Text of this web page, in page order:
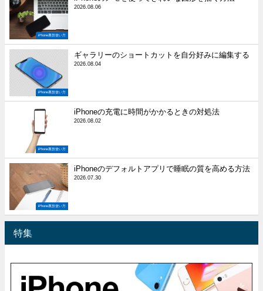
iPhone裏技使い方
2026.08.06
iPhone裏技使い方
ギャラリーのショートカットを自分好みに編集する
2026.08.04
iPhone裏技使い方
iPhoneの充電に時間がかかるときの対処法
2026.08.02
iPhone裏技使い方
iPhoneのデフォルトアプリで睡眠の質を高める方法
2026.07.30
特集